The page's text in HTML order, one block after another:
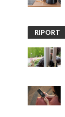
RIPORT